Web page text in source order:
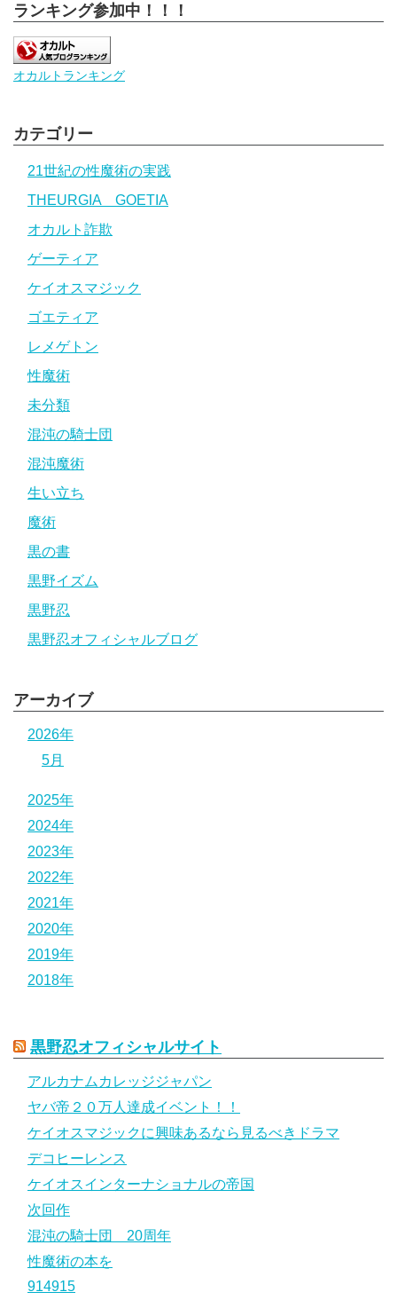
ランキング参加中！！！
オカルトランキング
カテゴリー
21世紀の性魔術の実践
THEURGIA GOETIA
オカルト詐欺
ゲーティア
ケイオスマジック
ゴエティア
レメゲトン
性魔術
未分類
混沌の騎士団
混沌魔術
生い立ち
魔術
黒の書
黒野イズム
黒野忍
黒野忍オフィシャルブログ
アーカイブ
2026年
5月
2025年
2024年
2023年
2022年
2021年
2020年
2019年
2018年
黒野忍オフィシャルサイト
アルカナムカレッジジャパン
ヤバ帝２０万人達成イベント！！
ケイオスマジックに興味あるなら見るべきドラマ
デコヒーレンス
ケイオスインターナショナルの帝国
次回作
混沌の騎士団 20周年
性魔術の本を
914915